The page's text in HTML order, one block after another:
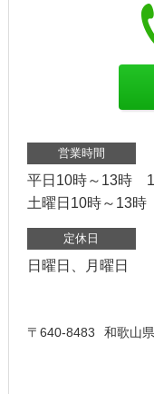
営業時間
平日10時～13時
土曜日10時～13
定休日
日曜日、月曜日
〒640-8483 和歌山